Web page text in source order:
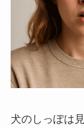
犬のしっぽは